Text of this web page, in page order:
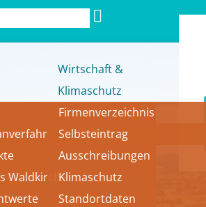
Waldkirch
Wirtschaft &
Klimaschutz
Firmenverzeichnis
Selbsteintrag
Ausschreibungen
Klimaschutz
Standortdaten